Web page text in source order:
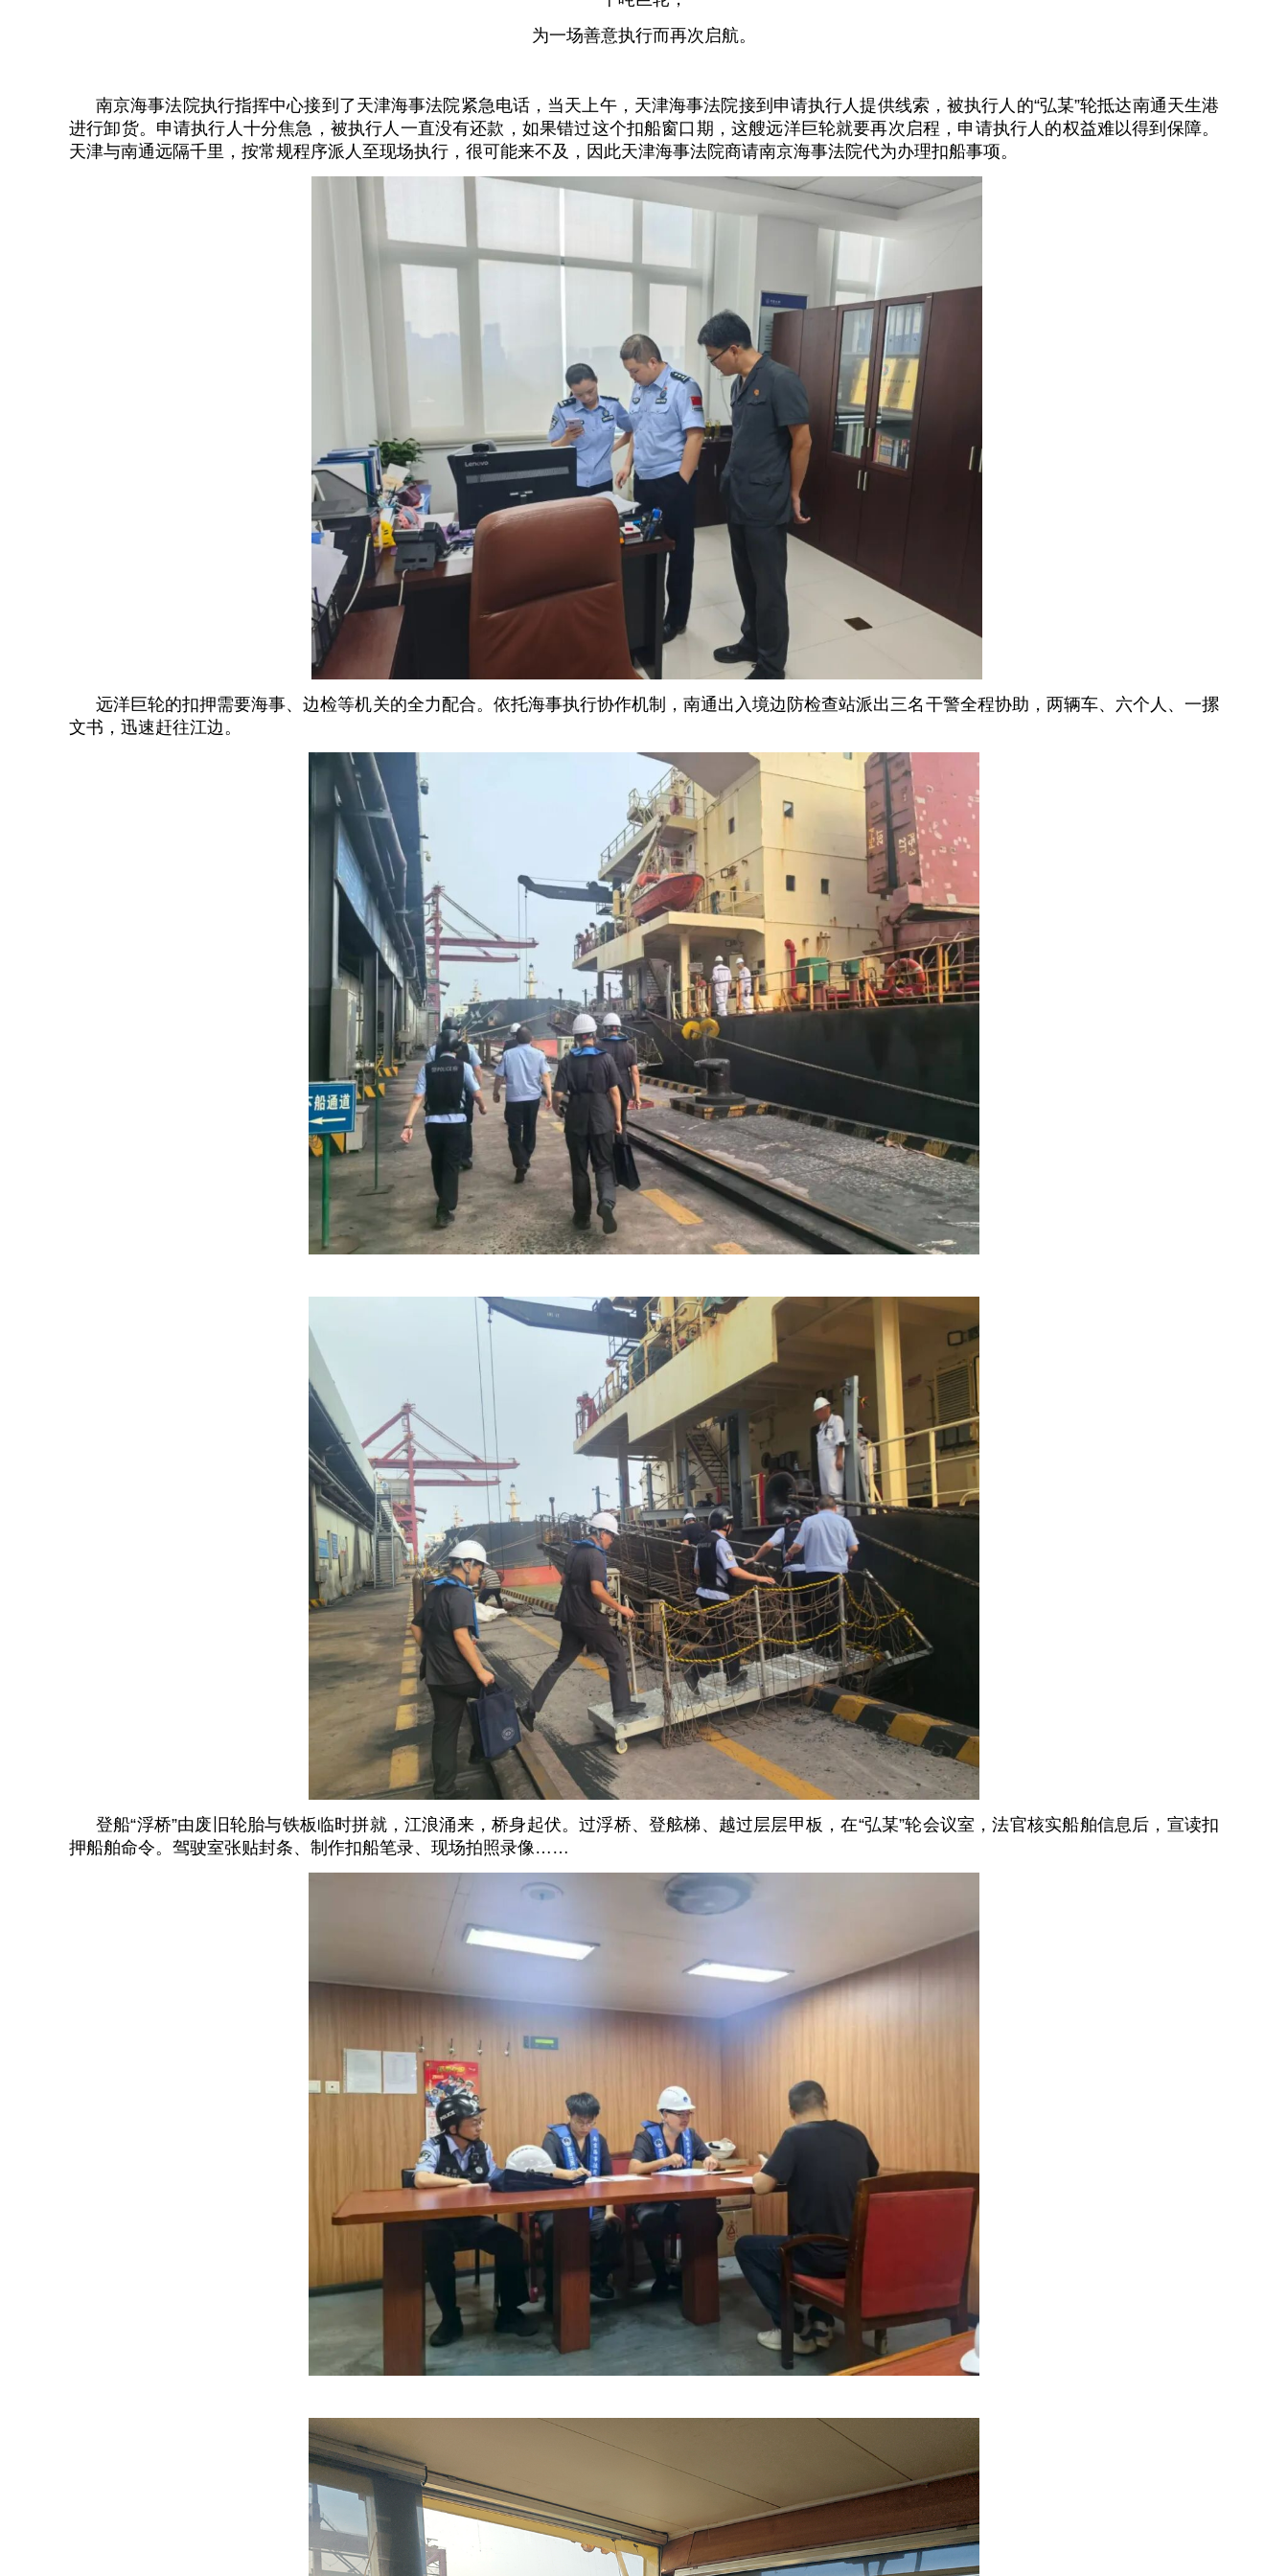
为一场善意执行而再次启航。
南京海事法院执行指挥中心接到了天津海事法院紧急电话，当天上午，天津海事法院接到申请执行人提供线索，被执行人的“弘某”轮抵达南通天生港
进行卸货。申请执行人十分焦急，被执行人一直没有还款，如果错过这个扣船窗口期，这艘远洋巨轮就要再次启程，申请执行人的权益难以得到保障。
天津与南通远隔千里，按常规程序派人至现场执行，很可能来不及，因此天津海事法院商请南京海事法院代为办理扣船事项。
远洋巨轮的扣押需要海事、边检等机关的全力配合。依托海事执行协作机制，南通出入境边防检查站派出三名干警全程协助，两辆车、六个人、一摞
文书，迅速赶往江边。
登船“浮桥”由废旧轮胎与铁板临时拼就，江浪涌来，桥身起伏。过浮桥、登舷梯、越过层层甲板，在“弘某”轮会议室，法官核实船舶信息后，宣读扣
押船舶命令。驾驶室张贴封条、制作扣船笔录、现场拍照录像……